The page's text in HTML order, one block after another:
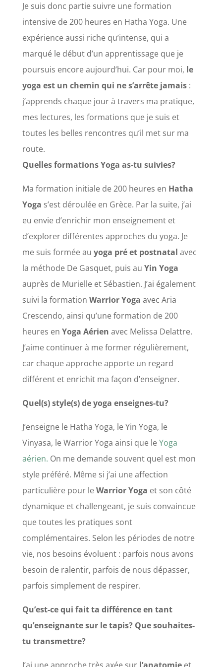
Je suis donc partie suivre une formation
intensive de 200 heures en Hatha Yoga. Une
expérience aussi riche qu’intense, qui a
marqué le début d’un apprentissage que je
poursuis encoreaujourd’hui. Car pour moi, le
yoga est un chemin qui ne s’arrête jamais:
j’apprends chaque jour à travers ma pratique,
mes lectures, les formations que je suis et
toutes les belles rencontres qu’il met sur ma
route.
Quelles formations Yoga as-tu suivies?
Ma formation initiale de 200 heures en Hatha
Yoga s’est déroulée en Grèce. Par la suite, j’ai
eu envie d’enrichir mon enseignement et
d’explorer différentes approches du yoga. Je
me suis formée au yoga pré et postnatal avec
la méthode De Gasquet, puis au Yin Yoga
auprès de Murielle et Sébastien. J’ai également
suivi la formation Warrior Yoga avec Aria
Crescendo, ainsi qu’une formation de 200
heures en Yoga Aérien avec Melissa Delattre.
J’aime continuer à me former régulièrement,
car chaque approche apporte un regard
différent et enrichit ma façon d’enseigner.
Quel(s) style(s) de yoga enseignes-tu?
J’enseigne le Hatha Yoga, le Yin Yoga, le
Vinyasa, le Warrior Yoga ainsi que leYoga
aérien. On me demande souvent quel est mon
style préféré. Même si j’ai une affection
particulière pour leWarrior Yoga et son côté
dynamique et challengeant, je suis convaincue
que toutes les pratiques sont
complémentaires. Selon les périodes de notre
vie, nos besoins évoluent : parfois nous avons
besoin de ralentir, parfois de nous dépasser,
parfois simplement de respirer.
Qu’est-ce qui fait ta différence en tant
qu’enseignante sur le tapis? Que souhaites-
tu transmettre?